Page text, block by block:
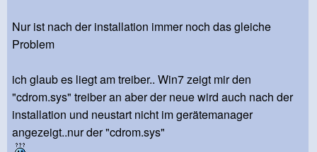
Nur ist nach der installation immer noch das gleiche
Problem
ich glaub es liegt am treiber.. Win7 zeigt mir den
"cdrom.sys" treiber an aber der neue wird auch nach der
installation und neustart nicht im gerätemanager
angezeigt..nur der "cdrom.sys"